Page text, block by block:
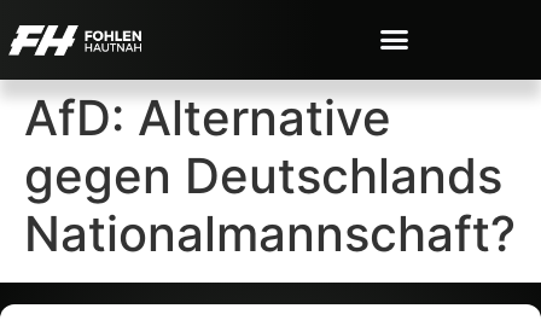
AfD: Alternative
gegen Deutschlands
Nationalmannschaft?